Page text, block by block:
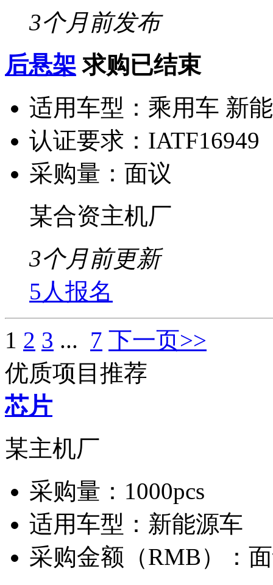
3个月前发布
后悬架 求购已结束
适用车型： 乘用车 新
认证要求： IATF16949
采购量： 面议
某合资主机厂
3个月前更新
5人报名
1 2 3 ... 7 下一页>>
优质项目推荐
芯片
某主机厂
采购量： 1000pcs
适用车型： 新能源车
采购金额（RMB）：